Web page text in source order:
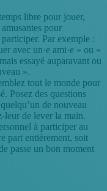
libre pour jouer,
pour
Par exemple :
avec un·e ami·e » ou «
essayé auparavant ou
».
tout le monde pour
Posez des questions
de nouveau
leur de lever la main.
à participer au
part entièrement, soit
passe un bon moment